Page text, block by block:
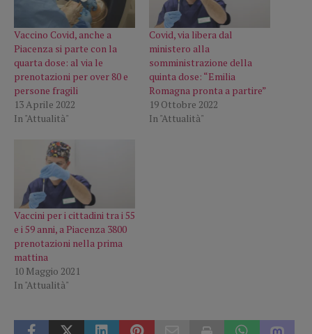
Vaccino Covid, anche a
Piacenza si parte con la
quarta dose: al via le
prenotazioni per over 80 e
persone fragili
13 Aprile 2022
In "Attualità"
Covid, via libera dal
ministero alla
somministrazione della
quinta dose: “Emilia
Romagna pronta a partire”
19 Ottobre 2022
In "Attualità"
Vaccini per i cittadini tra i 55
e i 59 anni, a Piacenza 3800
prenotazioni nella prima
mattina
10 Maggio 2021
In "Attualità"